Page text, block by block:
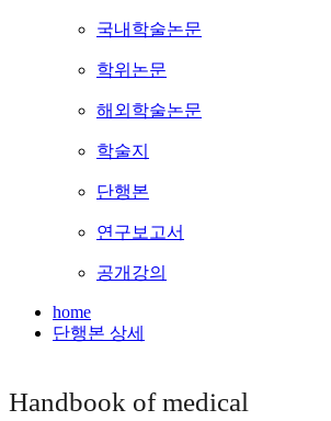
국내학술논문
학위논문
해외학술논문
학술지
단행본
연구보고서
공개강의
home
단행본 상세
Handbook of medical